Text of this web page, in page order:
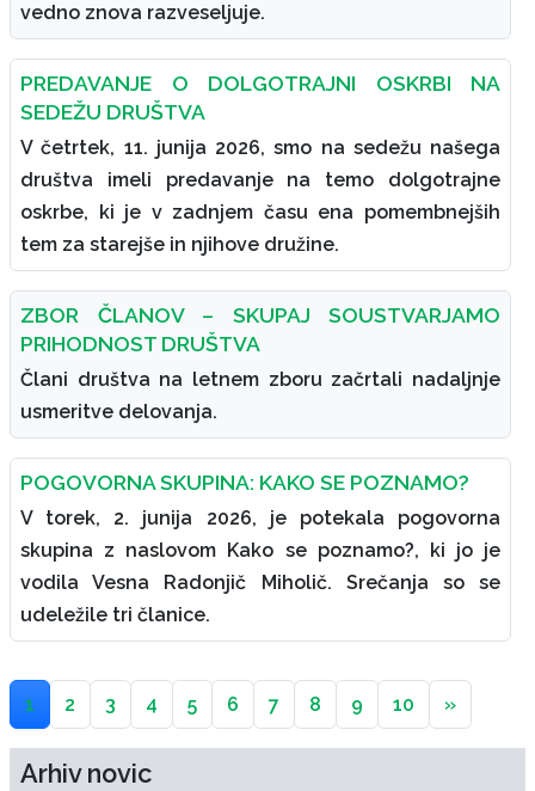
Arhiv novic
vedno znova razveseljuje.
PREDAVANJE O DOLGOTRAJNI OSKRBI NA
SEDEŽU DRUŠTVA
V četrtek, 11. junija 2026, smo na sedežu našega
društva imeli predavanje na temo dolgotrajne
oskrbe, ki je v zadnjem času ena pomembnejših
tem za starejše in njihove družine.
ZBOR ČLANOV – SKUPAJ SOUSTVARJAMO
PRIHODNOST DRUŠTVA
Člani društva na letnem zboru začrtali nadaljnje
usmeritve delovanja.
POGOVORNA SKUPINA: KAKO SE POZNAMO?
V torek, 2. junija 2026, je potekala pogovorna
skupina z naslovom Kako se poznamo?, ki jo je
vodila Vesna Radonjič Miholič. Srečanja so se
udeležile tri članice.
1 2 3 4 5 6 7 8 9 10 »